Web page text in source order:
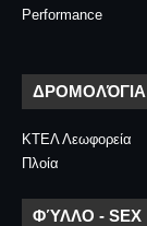
Performance
ΔΡΟΜΟΛΌΓΙΑ
ΚΤΕΛ Λεωφορεία
Πλοία
ΦΎΛΛΟ - SEX